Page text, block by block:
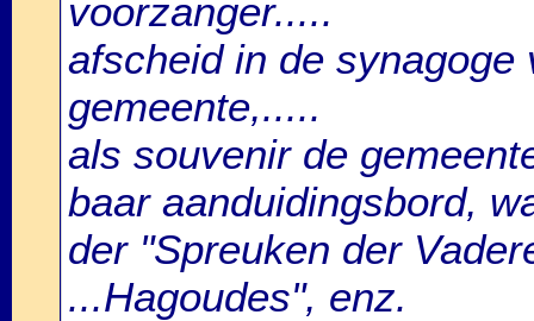
voorzanger.....
afscheid in de synagoge
gemeente,.....
als souvenir de
baar aanduidingsbord,
der "Spreuken der
...Hagoudes", enz.